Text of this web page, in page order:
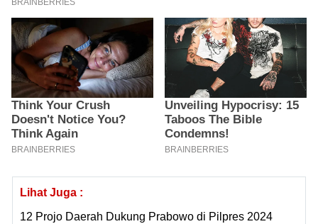
Lihat Juga :
12 Projo Daerah Dukung Prabowo di Pilpres 2024